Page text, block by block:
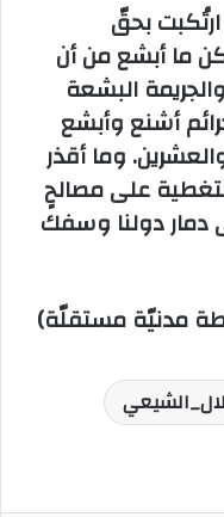
ارتُكبت بحقّ
ما أبشع من أن
البشعة
أشنع وأبشع
وما أقذر
على مصالحٍ
دمار دولنا وسفك
مدنيّة مستقلّة)